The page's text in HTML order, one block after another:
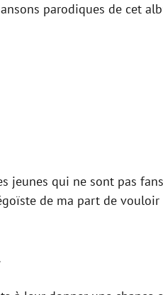
parodiques de cet
qui ne sont pas
de ma part de